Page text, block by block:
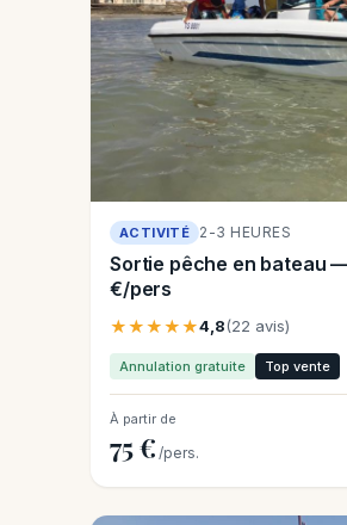
ACTIVITÉ 2-3 HEURES
Sortie pêche en bateau
€/pers
★★★★★4,8(22 avis)
Annulation gratuite Top vente
À partir de
75 € /pers.